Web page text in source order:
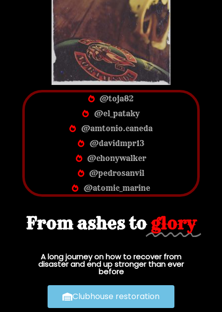
@toja82
@el_pataky
@amtonio.caneda
@davidmpr13
@chonywalker
@pedrosanvil
@atomic_marine
From ashes toglory
A long journey on how to recover from
disaster and end up stronger than ever
before
Clubhouse restoration